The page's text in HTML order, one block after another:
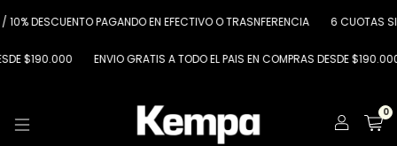
DESCUENTO PAGANDO EN EFECTIVO O TRASNFERENCIA 6 CUOTAS
$190.000 ENVIO GRATIS A TODO EL PAIS EN COMPRAS DESDE $190.000
0